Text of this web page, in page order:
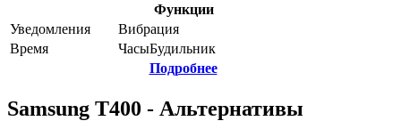
Функции
Уведомления
Вибрация
Время
ЧасыБудильник
Подробнее
Samsung T400 - Альтернативы